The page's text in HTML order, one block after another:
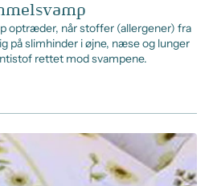
optræder, når stoffer (allergener) fra
på slimhinder i øjne, næse og lunger
rettet mod svampene.